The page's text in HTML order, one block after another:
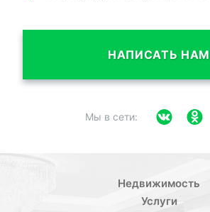
НАПИСАТЬ НАМ
Мы в сети:
Недвижимость
Услуги